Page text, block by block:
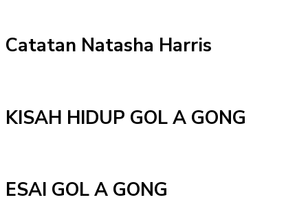
Catatan Natasha Harris
KISAH HIDUP GOL A GONG
ESAI GOL A GONG